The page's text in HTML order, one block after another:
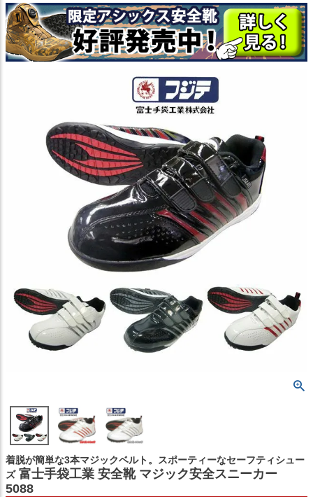
着脱が簡単な3本マジックベルト。スポーティーなセーフティシュー
ズ 富士手袋工業 安全靴 マジック安全スニーカー
5088